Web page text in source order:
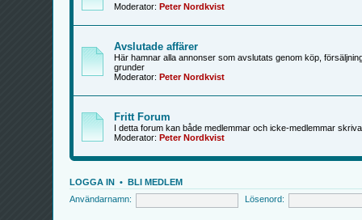
Moderator: Peter Nordkvist
Avslutade affärer
Här hamnar alla annonser som avslutats genom köp,
grunder
Moderator: Peter Nordkvist
Fritt Forum
I detta forum kan både medlemmar och icke-medlemmar
Moderator: Peter Nordkvist
LOGGA IN • BLI MEDLEM
Användarnamn:
Lösenord: